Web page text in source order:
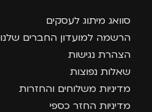
סוואג מיתוג לעסקים
הרשמה למועדון החברים שלנו
הצהרת נגישות
שאלות נפוצות
מדיניות משלוחים והחזרות
מדיניות החזר כספי